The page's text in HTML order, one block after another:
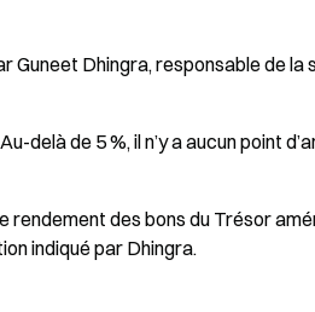
Guneet Dhingra, responsable de
delà de 5 %, il n’y a aucun point
rendement des bons du Trésor
indiqué par Dhingra.